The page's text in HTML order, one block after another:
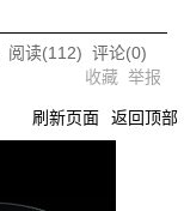
阅读(112) 评论(0)
收藏 举报
刷新页面 返回顶部